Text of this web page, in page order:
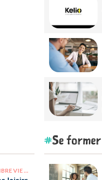
/ VIE PERSO
Se former